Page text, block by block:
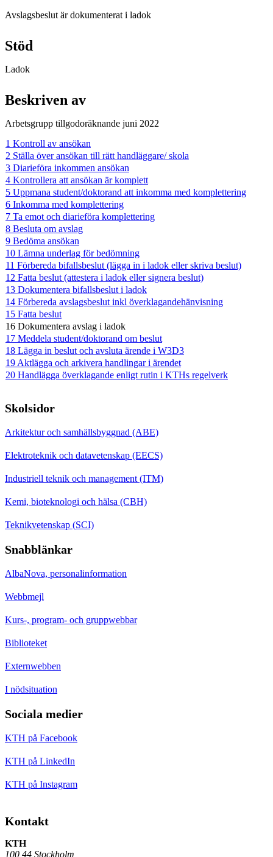
Avslagsbeslut är dokumenterat i ladok
Stöd
Ladok
Beskriven av
Arbetsgrupp tillgodoräknande juni 2022
1 Kontroll av ansökan
2 Ställa över ansökan till rätt handläggare/ skola
3 Diarieföra inkommen ansökan
4 Kontrollera att ansökan är komplett
5 Uppmana student/doktorand att inkomma med komplettering
6 Inkomma med komplettering
7 Ta emot och diarieföra komplettering
8 Besluta om avslag
9 Bedöma ansökan
10 Lämna underlag för bedömning
11 Förbereda bifallsbeslut (lägga in i ladok eller skriva beslut)
12 Fatta beslut (attestera i ladok eller signera beslut)
13 Dokumentera bifallsbeslut i ladok
14 Förbereda avslagsbeslut inkl överklagandehänvisning
15 Fatta beslut
16 Dokumentera avslag i ladok
17 Meddela student/doktorand om beslut
18 Lägga in beslut och avsluta ärende i W3D3
19 Aktlägga och arkivera handlingar i ärendet
20 Handlägga överklagande enligt rutin i KTHs regelverk
Skolsidor
Arkitektur och samhällsbyggnad (ABE)
Elektroteknik och datavetenskap (EECS)
Industriell teknik och management (ITM)
Kemi, bioteknologi och hälsa (CBH)
Teknikvetenskap (SCI)
Snabblänkar
AlbaNova, personalinformation
Webbmejl
Kurs-, program- och gruppwebbar
Biblioteket
Externwebben
I nödsituation
Sociala medier
KTH på Facebook
KTH på LinkedIn
KTH på Instagram
Kontakt
KTH
100 44 Stockholm